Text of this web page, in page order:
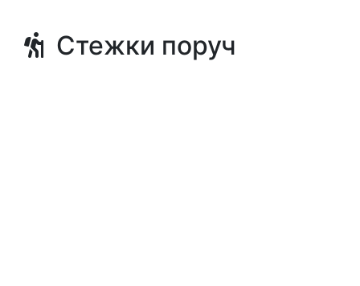
Стежки поруч